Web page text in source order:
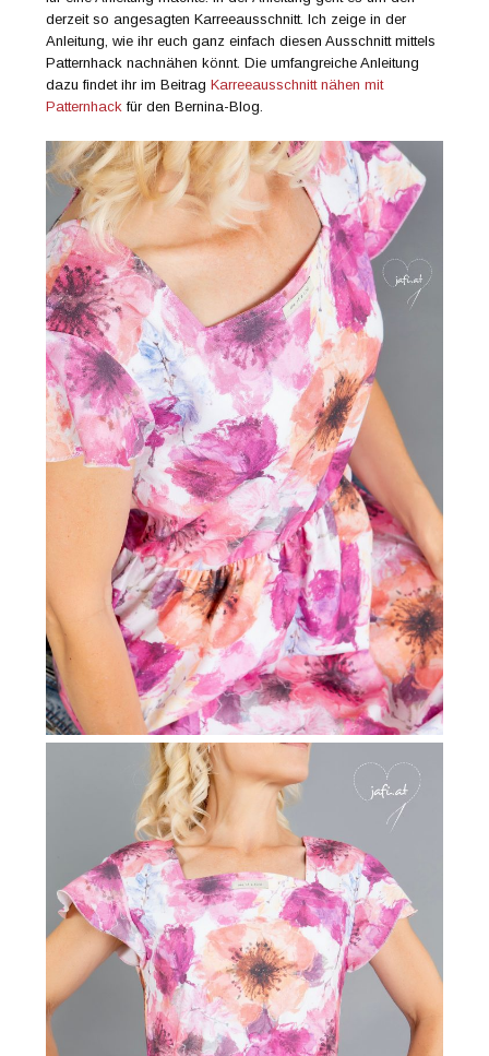
derzeit so angesagten Karreeausschnitt. Ich zeige in der
Anleitung, wie ihr euch ganz einfach diesen Ausschnitt mittels
Patternhack nachnähen könnt. Die umfangreiche Anleitung
dazu findet ihr im BeitragKarreeausschnitt nähen mit
Patternhack für den Bernina-Blog.